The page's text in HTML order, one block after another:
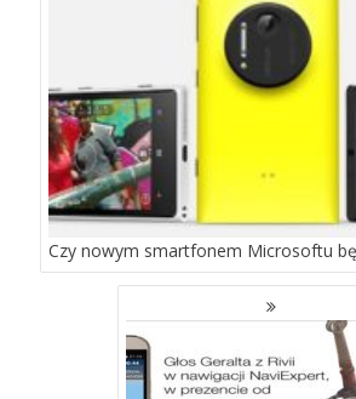
Czy nowym smartfonem Microsoftu